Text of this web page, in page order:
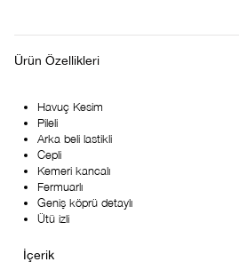
Ürün Özellikleri
Havuç Kesim
Pileli
Arka beli lastikli
Cepli
Kemeri kancalı
Fermuarlı
Geniş köprü detaylı
Ütü izli